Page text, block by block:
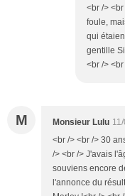
<br />
foule,
qui
gentille
<br /> <br
M Monsieur Lulu
<br /> <br /> 30
/> <br /> J'avais
souviens encore
l'annonce du